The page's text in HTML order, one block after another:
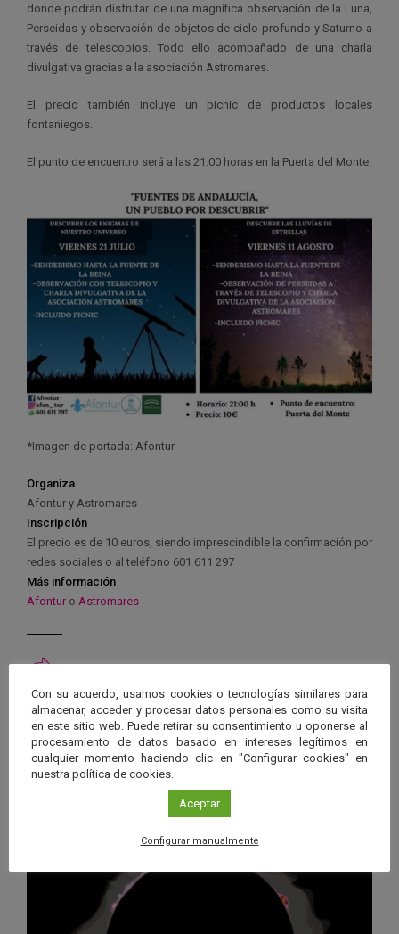
donde podrán disfrutar de una magnífica observación de la Luna,
Perseidas y observación de objetos de cielo profundo y Saturno a
través de telescopios. Todo ello acompañado de una charla
divulgativa gracias a la asociación Astromares.
El precio también incluye un picnic de productos locales
fontaniegos.
El punto de encuentro será a las 21.00 horas en la Puerta del Monte.
*Imagen de portada: Afontur
Organiza
Afontur y Astromares
Inscripción
El precio es de 10 euros, siendo imprescindible la confirmación por
redes sociales o al teléfono 601 611 297
Más información
Afontur o Astromares
Próximos eventos Ver más
26 JUN 2026 - 26 ENE 2028
Planetario/Gérgal
Con su acuerdo, usamos cookies o tecnologías similares para
almacenar, acceder y procesar datos personales como su visita
en este sitio web. Puede retirar su consentimiento u oponerse al
procesamiento de datos basado en intereses legítimos en
cualquier momento haciendo clic en "Configurar cookies" en
nuestra política de cookies.
Aceptar
Configurar manualmente